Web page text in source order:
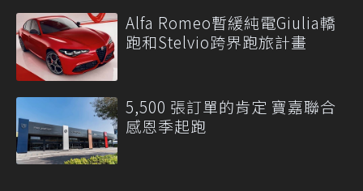
Alfa Romeo暫緩純電Giulia轎
跑和Stelvio跨界跑旅計畫
5,500 張訂單的肯定 寶嘉聯合
感恩季起跑